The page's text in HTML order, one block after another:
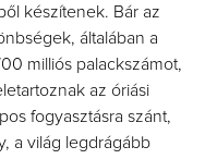
készítenek. Bár az
általában a
milliós palackszámot,
az óriási
fogyasztásra szánt,
a világ legdrágább